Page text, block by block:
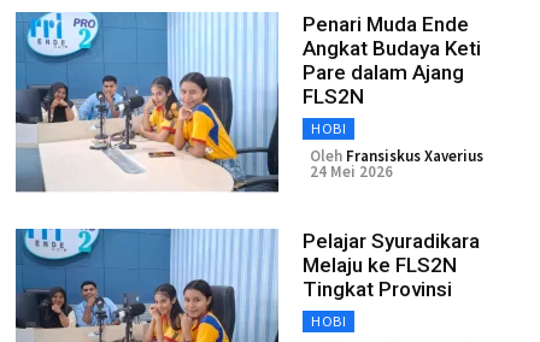
Penari Muda Ende
Angkat Budaya Keti
Pare dalam Ajang
FLS2N
HOBI
Oleh Fransiskus Xaverius
24 Mei 2026
Pelajar Syuradikara
Melaju ke FLS2N
Tingkat Provinsi
HOBI